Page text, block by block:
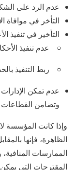
عدم الرد على
التأخر في موافاة
التأخير في تنفيذ
عدم تنفيذ
ربط التنفيذ
عدم تمكن
وتضامن القطاعات
وإذا كانت المؤسسة
الظاهرة، فإنها
الممارسات
المقترحات التي